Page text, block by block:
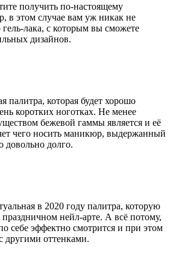
получить по-настоящему
в этом случае вам уж никак не
гель-лака, с которым вы сможете
дизайнов.
палитра, которая будет хорошо
коротких ноготках. Не менее
бежевой гаммы является и её
чего носить маникюр, выдержанный
довольно долго.
в 2020 году палитра, которую
нейл-арте. А всё потому,
себе эффектно смотрится и при этом
другими оттенками.